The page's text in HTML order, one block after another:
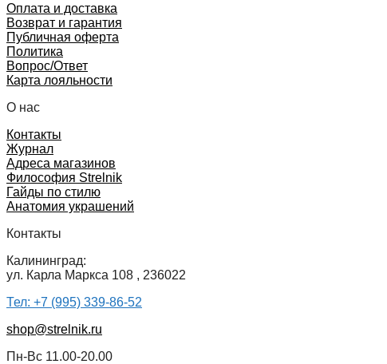
Оплата и доставка
Возврат и гарантия
Публичная оферта
Политика
Вопрос/Ответ
Карта лояльности
О нас
Контакты
Журнал
Адреса магазинов
Философия Strelnik
Гайды по стилю
Анатомия украшений
Контакты
Калининград:
ул. Карла Маркса 108 , 236022
Тел: +7 (995) 339-86-52
shop@strelnik.ru
Пн-Вс 11.00-20.00